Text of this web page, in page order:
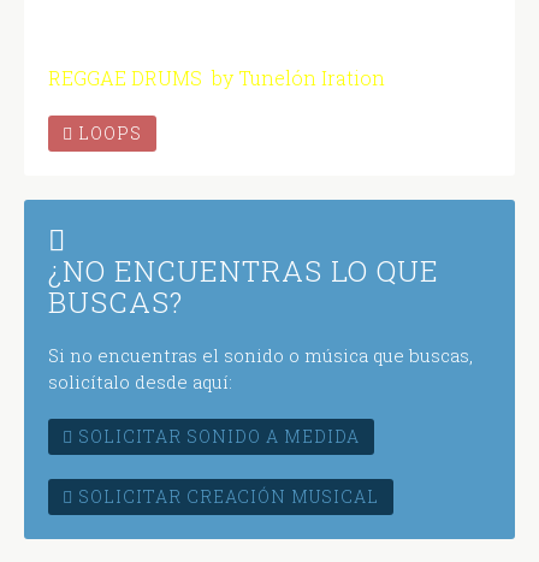
REGGAE DRUMS by Tunelón Iration
LOOPS
¿NO ENCUENTRAS LO QUE
BUSCAS?
Si no encuentras el sonido o música que buscas,
solicítalo desde aquí:
SOLICITAR SONIDO A MEDIDA
SOLICITAR CREACIÓN MUSICAL